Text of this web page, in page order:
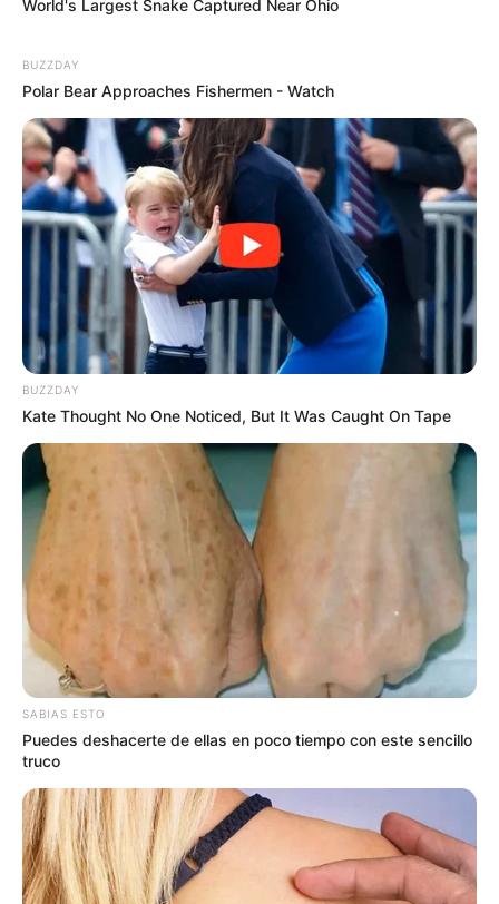
vegetales como pimentón, apio o zanahoria al sartén.
salsa para carne a la mezcla si quieren más sabor.
World's Largest Snake Captured Near Ohio
BUZZDAY
Polar Bear Approaches Fishermen - Watch
BUZZDAY
Kate Thought No One Noticed, But It Was Caught On Tape
SABIAS ESTO
Puedes deshacerte de ellas en poco tiempo con este sencillo
truco